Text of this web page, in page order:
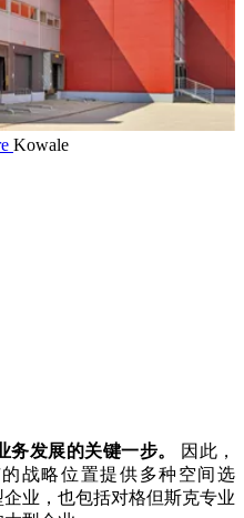
Kowale
发展的关键一步。
因此，
的战略位置提供多种空间选
业，也包括对格但斯克专业